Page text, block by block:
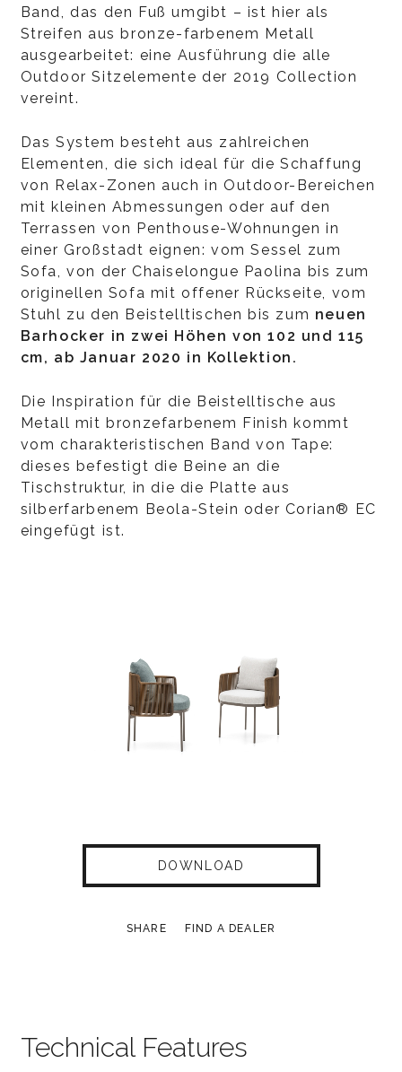
Band, das den Fuß umgibt – ist hier als
Streifen aus bronze-farbenem Metall
ausgearbeitet: eine Ausführung die alle
Outdoor Sitzelemente der 2019 Collection
vereint.
Das System besteht aus zahlreichen
Elementen, die sich ideal für die Schaffung
von Relax-Zonen auch in Outdoor-Bereichen
mit kleinen Abmessungen oder auf den
Terrassen von Penthouse-Wohnungen in
einer Großstadt eignen: vom Sessel zum
Sofa, von der Chaiselongue Paolina bis zum
originellen Sofa mit offener Rückseite, vom
Stuhl zu den Beistelltischen bis zum neuen
Barhocker in zwei Höhen von 102 und 115
cm, ab Januar 2020 in Kollektion.
Die Inspiration für die Beistelltische aus
Metall mit bronzefarbenem Finish kommt
vom charakteristischen Band von Tape:
dieses befestigt die Beine an die
Tischstruktur, in die die Platte aus
silberfarbenem Beola-Stein oder Corian® EC
eingefügt ist.
DOWNLOAD
SHARE FIND A DEALER
Technical Features